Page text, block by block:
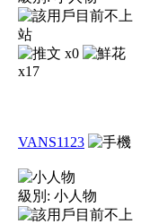
x0
x17
VANS1123
級別: 小人物